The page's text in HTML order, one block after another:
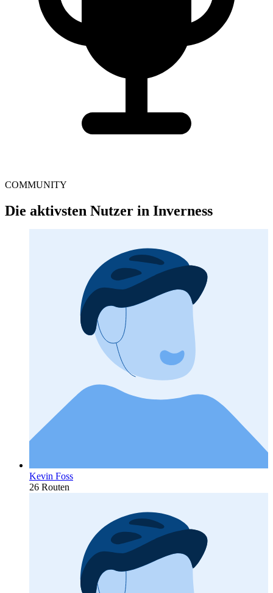
COMMUNITY
Die aktivsten Nutzer in Inverness
Kevin Foss
26 Routen